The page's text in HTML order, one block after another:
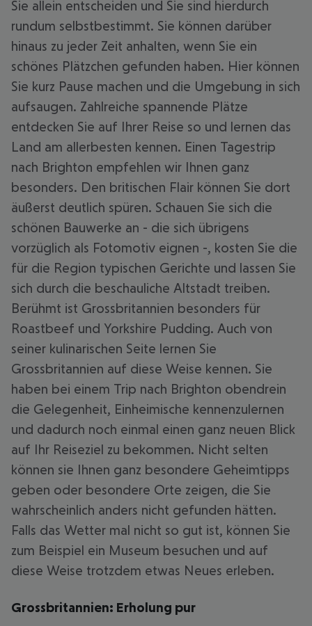
Sie allein entscheiden und Sie sind hierdurch
rundum selbstbestimmt. Sie können darüber
hinaus zu jeder Zeit anhalten, wenn Sie ein
schönes Plätzchen gefunden haben. Hier können
Sie kurz Pause machen und die Umgebung in sich
aufsaugen. Zahlreiche spannende Plätze
entdecken Sie auf Ihrer Reise so und lernen das
Land am allerbesten kennen. Einen Tagestrip
nach Brighton empfehlen wir Ihnen ganz
besonders. Den britischen Flair können Sie dort
äußerst deutlich spüren. Schauen Sie sich die
schönen Bauwerke an - die sich übrigens
vorzüglich als Fotomotiv eignen -, kosten Sie die
für die Region typischen Gerichte und lassen Sie
sich durch die beschauliche Altstadt treiben.
Berühmt ist Grossbritannien besonders für
Roastbeef und Yorkshire Pudding. Auch von
seiner kulinarischen Seite lernen Sie
Grossbritannien auf diese Weise kennen. Sie
haben bei einem Trip nach Brighton obendrein
die Gelegenheit, Einheimische kennenzulernen
und dadurch noch einmal einen ganz neuen Blick
auf Ihr Reiseziel zu bekommen. Nicht selten
können sie Ihnen ganz besondere Geheimtipps
geben oder besondere Orte zeigen, die Sie
wahrscheinlich anders nicht gefunden hätten.
Falls das Wetter mal nicht so gut ist, können Sie
zum Beispiel ein Museum besuchen und auf
diese Weise trotzdem etwas Neues erleben.
Grossbritannien: Erholung pur